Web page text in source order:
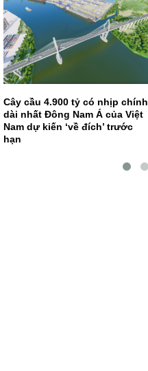
Cây cầu 4.900 tỷ có nhịp chính
dài nhất Đông Nam Á của Việt
Nam dự kiến ‘về đích’ trước
hạn